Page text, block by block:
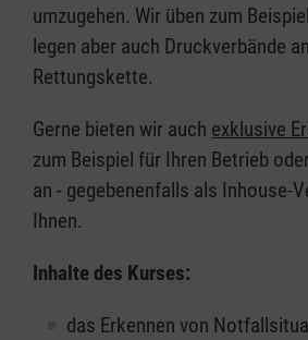
umzugehen. Wir üben zum
legen aber auch Druckverbände
Rettungskette.
Gerne bieten wir auch exklusive
zum Beispiel für Ihren Betrieb
an - gegebenenfalls als Inhouse-
Ihnen.
Inhalte des Kurses:
das Erkennen von